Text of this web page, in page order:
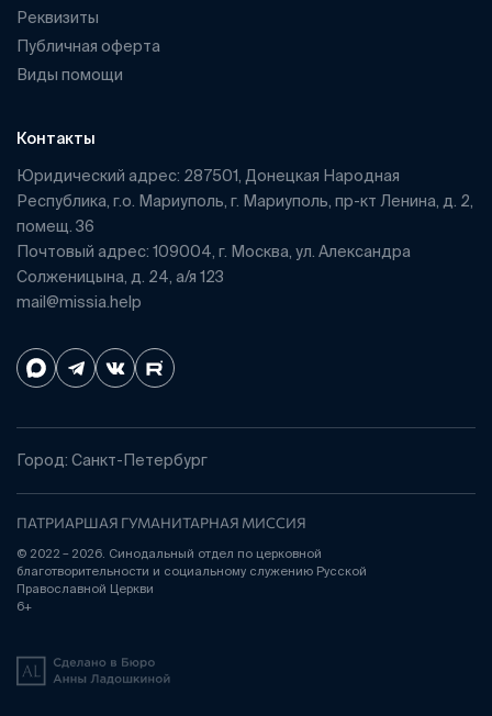
Реквизиты
Публичная оферта
Виды помощи
Контакты
Юридический адрес: 287501, Донецкая Народная
Республика, г.о. Мариуполь, г. Мариуполь, пр-кт Ленина, д. 2,
помещ. 36
Почтовый адрес: 109004, г. Москва, ул. Александра
Солженицына, д. 24, а/я 123
mail@missia.help
Город: Санкт-Петербург
ПАТРИАРШАЯ ГУМАНИТАРНАЯ МИССИЯ
© 2022 – 2026. Синодальный отдел по церковной
благотворительности и социальному служению Русской
Православной Церкви
6+